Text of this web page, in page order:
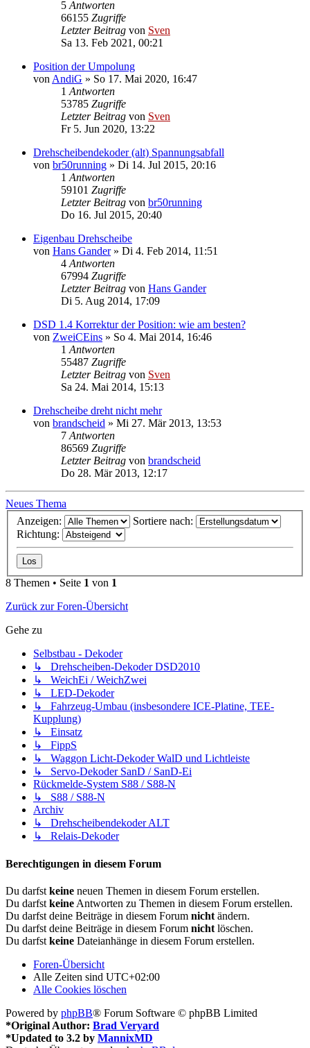
5 Antworten
66155 Zugriffe
Letzter Beitrag von Sven
Sa 13. Feb 2021, 00:21
Position der Umpolung
von AndiG » So 17. Mai 2020, 16:47
1 Antworten
53785 Zugriffe
Letzter Beitrag von Sven
Fr 5. Jun 2020, 13:22
Drehscheibendekoder (alt) Spannungsabfall
von br50running » Di 14. Jul 2015, 20:16
1 Antworten
59101 Zugriffe
Letzter Beitrag von br50running
Do 16. Jul 2015, 20:40
Eigenbau Drehscheibe
von Hans Gander» Di 4. Feb 2014, 11:51
4 Antworten
67994 Zugriffe
Letzter Beitrag von Hans Gander
Di 5. Aug 2014, 17:09
DSD 1.4 Korrektur der Position: wie am besten?
von ZweiCEins » So 4. Mai 2014, 16:46
1 Antworten
55487 Zugriffe
Letzter Beitrag von Sven
Sa 24. Mai 2014, 15:13
Drehscheibe dreht nicht mehr
von brandscheid » Mi 27. Mär 2013, 13:53
7 Antworten
86569 Zugriffe
Letzter Beitrag von brandscheid
Do 28. Mär 2013, 12:17
Neues Thema
Anzeigen:
Sortiere nach:
Richtung:
8 Themen • Seite 1 von 1
Zurück zur Foren-Übersicht
Gehe zu
Selbstbau - Dekoder
↳ Drehscheiben-Dekoder DSD2010
↳ WeichEi / WeichZwei
↳ LED-Dekoder
↳ Fahrzeug-Umbau (insbesondere ICE-Platine, TEE-
Kupplung)
↳ Einsatz
↳ FippS
↳ Waggon Licht-Dekoder WalD und Lichtleiste
↳ Servo-Dekoder SanD / SanD-Ei
Rückmelde-System S88 / S88-N
↳ S88 / S88-N
Archiv
↳ Drehscheibendekoder ALT
↳ Relais-Dekoder
Berechtigungen in diesem Forum
Du darfst keine neuen Themen in diesem Forum erstellen.
Du darfst keine Antworten zu Themen in diesem Forum erstellen.
Du darfst deine Beiträge in diesem Forum nicht ändern.
Du darfst deine Beiträge in diesem Forum nicht löschen.
Du darfst keine Dateianhänge in diesem Forum erstellen.
Foren-Übersicht
Alle Zeiten sind UTC+02:00
Alle Cookies löschen
Powered by phpBB® Forum Software © phpBB Limited
*Original Author: Brad Veryard
*Updated to 3.2 by MannixMD